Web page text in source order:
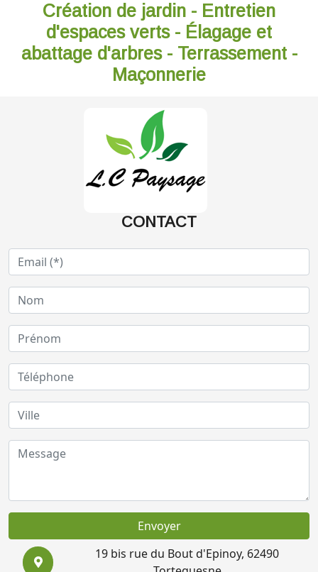
Création de jardin - Entretien
d'espaces verts - Élagage et
abattage d'arbres - Terrassement -
Maçonnerie
CONTACT
Envoyer
19 bis rue du Bout d'Epinoy, 62490